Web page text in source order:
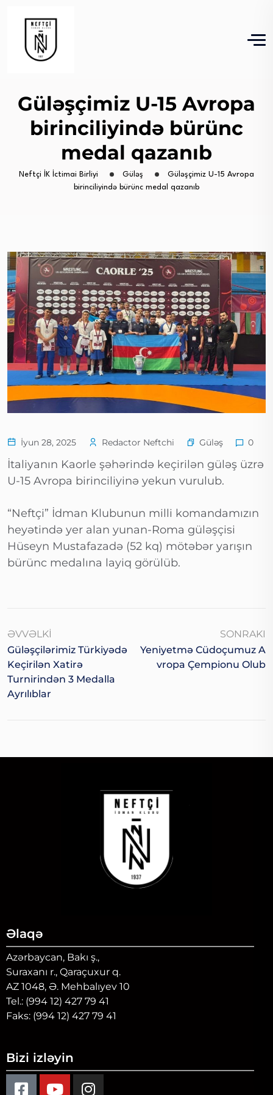
Güləşçimiz U-15 Avropa
birinciliyində bürünc
medal qazanıb
Neftçi İK İctimai Birliyi Güləş
Güləşçimiz U-15 Avropa
birinciliyində bürünc medal qazanıb
İyun 28, 2025 Redactor Neftchi Güləş 0
İtaliyanın Kaorle şəhərində keçirilən güləş üzrə
U-15 Avropa birinciliyinə yekun vurulub.
“Neftçi” İdman Klubunun milli komandamızın
heyətində yer alan yunan-Roma güləşçisi
Hüseyn Mustafazadə (52 kq) mötəbər yarışın
bürünc medalına layiq görülüb.
ƏVVƏLKI
Güləşçilərimiz Türkiyədə
Keçirilən Xatirə
Turnirindən 3 Medalla
Ayrılıblar
SONRAKI
Yeniyetmə Cüdoçumuz A
Vropa Çempionu Olub
Əlaqə
Azərbaycan, Bakı ş.,
Suraxanı r., Qaraçuxur q.
AZ 1048, Ə. Mehbalıyev 10
Tel.: (994 12) 427 79 41
Faks: (994 12) 427 79 41
Bizi izləyin